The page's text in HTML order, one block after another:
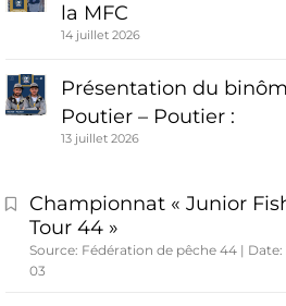
la MFC
14 juillet 2026
Présentation du
Poutier – Poutier :
13 juillet 2026
Championnat « Junior
Tour 44 »
Source: Fédération de pêche 44
Date:
03